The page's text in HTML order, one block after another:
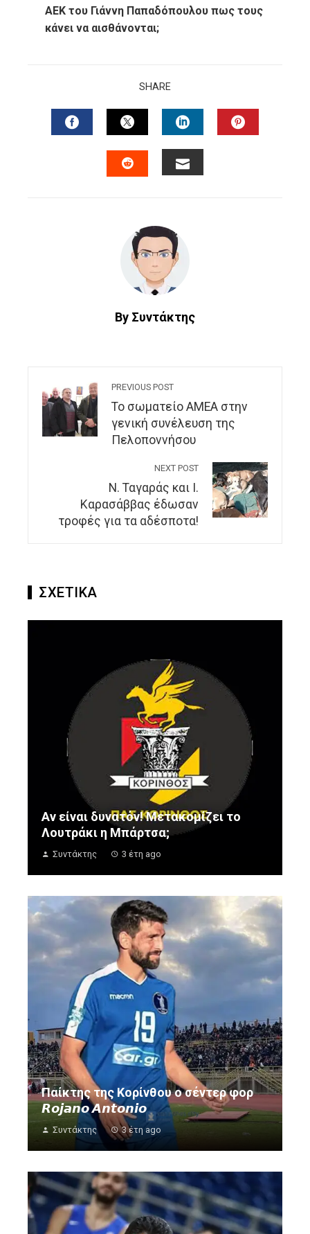
ΑΕΚ του Γιάννη Παπαδόπουλου πως τους
κάνει να αισθάνονται;
SHARE
FACEBOOKTWITTERLINKEDIN
By Συντάκτης
PREVIOUS POST
Το σωματείο ΑΜΕΑ στην
γενική συνέλευση της
Πελοποννήσου
NEXT POST
Ν. Ταγαράς και Ι.
Καρασάββας έδωσαν
τροφές για τα αδέσποτα!
ΣΧΕΤΙΚΑ
Αν είναι δυνατόν! Μετακομίζει το
Λουτράκι η Μπάρτσα;
Συντάκτης 3 έτη ago
Παίκτης της Κορίνθου ο σέντερ φορ
𝙍𝙤𝙟𝙖𝙣𝙤 𝘼𝙣𝙩𝙤𝙣𝙞𝙤
Συντάκτης 3 έτη ago